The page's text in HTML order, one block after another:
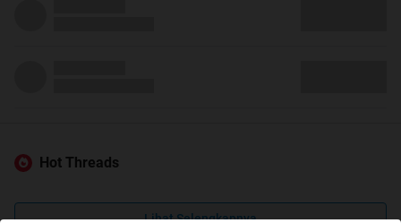
Hot Threads
Lihat Selengkapnya